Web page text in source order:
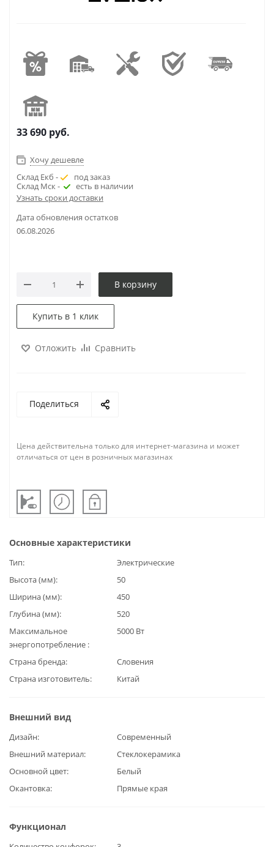
33 690 руб.
Хочу дешевле
Склад Екб -
под заказ
Склад Мск -
есть в наличии
Узнать сроки доставки
Дата обновления остатков
06.08.2026
В корзину
Купить в 1 клик
Отложить Сравнить
Поделиться
Цена действительна только для интернет-магазина и может
отличаться от цен в розничных магазинах
Основные характеристики
Тип
Электрические
Высота (мм)
50
Ширина (мм)
450
Глубина (мм)
520
Максимальное
энергопотребление
5000 Вт
Страна бренда
Словения
Страна изготовитель
Китай
Внешний вид
Дизайн
Современный
Внешний материал
Стеклокерамика
Основной цвет
Белый
Окантовка
Прямые края
Функционал